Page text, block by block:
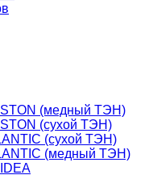
(медный ТЭН)
(сухой ТЭН)
(сухой ТЭН)
(медный ТЭН)